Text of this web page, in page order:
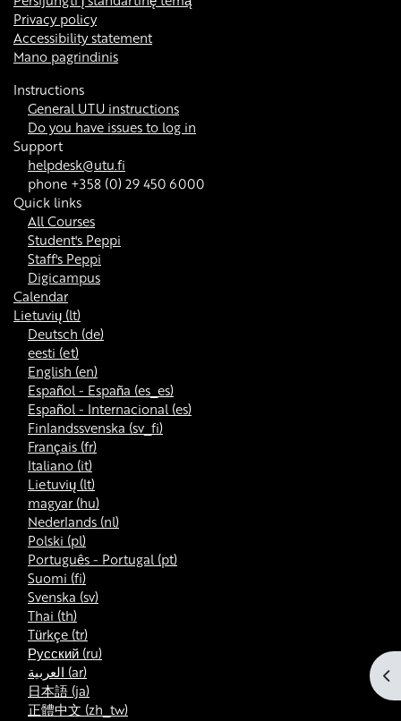
Privacy policy
Accessibility statement
Mano pagrindinis
Instructions
General UTU instructions
Do you have issues to log in
Support
helpdesk@utu.fi
phone +358 (0) 29 450 6000
Quick links
All Courses
Student's Peppi
Staff's Peppi
Digicampus
Calendar
Lietuvių ‎(lt)‎
Deutsch ‎(de)‎
eesti ‎(et)‎
English ‎(en)‎
Español - España ‎(es_es)‎
Español - Internacional ‎(es)‎
Finlandssvenska ‎(sv_fi)‎
Français ‎(fr)‎
Italiano ‎(it)‎
Lietuvių ‎(lt)‎
magyar ‎(hu)‎
Nederlands ‎(nl)‎
Polski ‎(pl)‎
Português - Portugal ‎(pt)‎
Suomi ‎(fi)‎
Svenska ‎(sv)‎
Thai ‎(th)‎
Türkçe ‎(tr)‎
Русский ‎(ru)‎
العربية ‎(ar)‎
日本語 ‎(ja)‎
正體中文 ‎(zh_tw)‎